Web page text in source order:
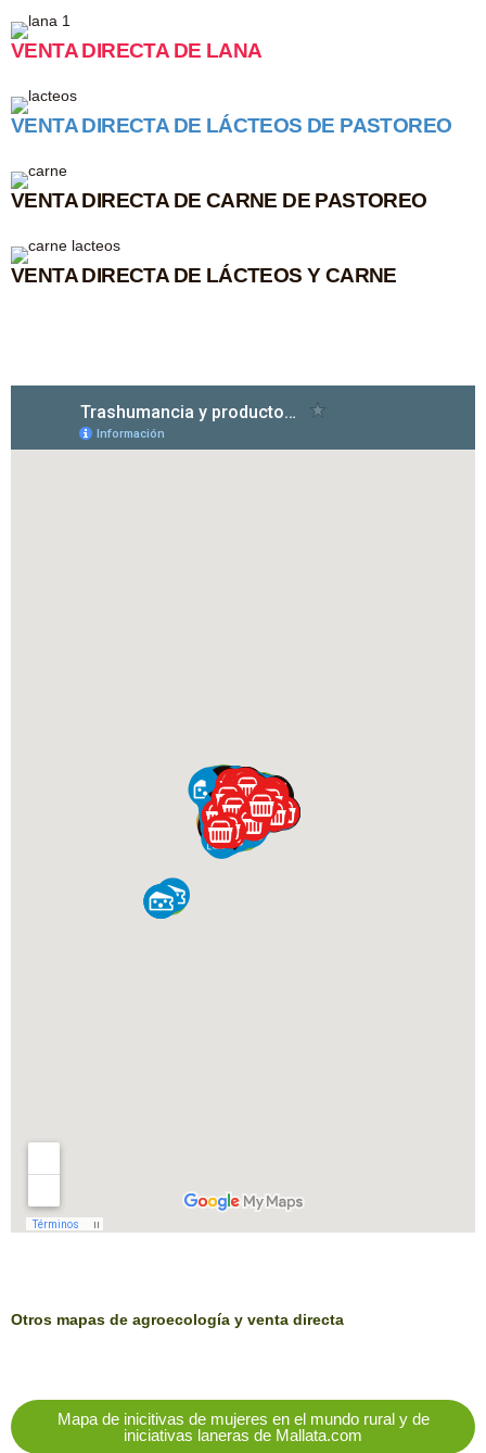
VENTA DIRECTA DE LANA
VENTA DIRECTA DE LÁCTEOS DE PASTOREO
VENTA DIRECTA DE CARNE DE PASTOREO
VENTA DIRECTA DE LÁCTEOS Y CARNE
Otros mapas de agroecología y venta directa
Mapa de inicitivas de mujeres en el mundo rural y de
iniciativas laneras de Mallata.com